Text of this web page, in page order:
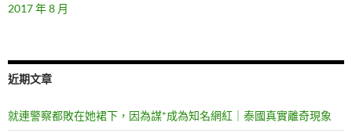
2017 年 8 月
近期文章
就連警察都敗在她裙下，因為謀*成為知名網紅｜泰國真實離奇現象